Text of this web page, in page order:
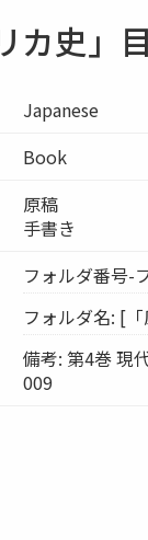
カ史」
Japanese
Book
原稿
手書き
フォルダ番号-
フォルダ名: [
備考: 第4巻 現
009